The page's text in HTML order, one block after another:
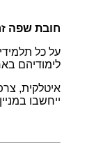
חובת שפה
על כל
לימודיהם
ייחשבו